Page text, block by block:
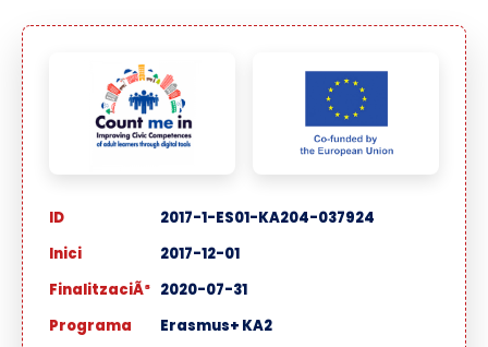
ID
2017-1-ES01-KA204-037924
Inici
2017-12-01
FinalitzaciÃ³ 2020-07-31
Programa
Erasmus+ KA2